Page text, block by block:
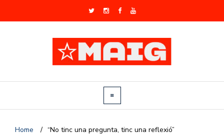
Home / “No tinc una pregunta, tinc una reflexió”